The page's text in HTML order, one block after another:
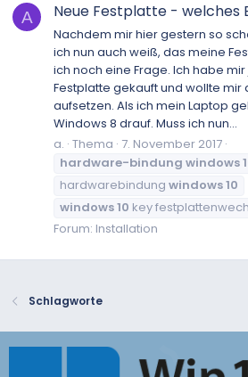
A Neue Festplatte - welches
Nachdem mir hier gestern so
ich nun auch weiß, das meine
ich noch eine Frage. Ich habe
Festplatte gekauft und wollte mir
aufsetzen. Als ich mein Laptop
Windows 8 drauf. Muss ich nun...
a. Thema 7. November 2017
hardware-bindung windows
hardwarebindung windows10
windows10 key
Forum: Installation
Schlagworte